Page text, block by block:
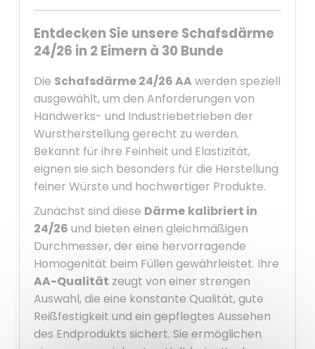
Entdecken Sie unsere Schafsdärme
24/26 in 2 Eimern à 30 Bunde
Die Schafsdärme 24/26 AAwerden speziell
ausgewählt, um den Anforderungen von
Handwerks- und Industriebetrieben der
Wurstherstellung gerecht zu werden.
Bekannt für ihre Feinheit und Elastizität,
eignen sie sich besonders für die Herstellung
feiner Würste und hochwertiger Produkte.
Zunächst sind diese Därme kalibriert in
24/26 und bieten einen gleichmäßigen
Durchmesser, der eine hervorragende
Homogenität beim Füllen gewährleistet. Ihre
AA-Qualität zeugt von einer strengen
Auswahl, die eine konstante Qualität, gute
Reißfestigkeit und ein gepflegtes Aussehen
des Endprodukts sichert. Sie ermöglichen